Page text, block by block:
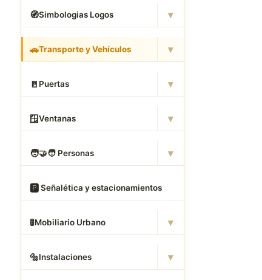
🧭Simbologias Logos ▾
🚗Transporte y Vehículos ▾
🚪 Puertas ▾
🪟Ventanas ▾
🧑‍🤝‍🧑 Personas ▾
🅿️ Señalética y estacionamientos
🚦Mobiliario Urbano ▾
🔩Instalaciones ▾